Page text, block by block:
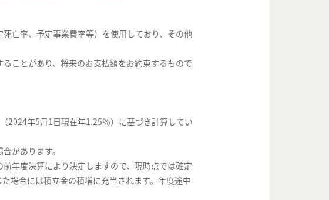
亡率、予定事業費率等）を使用しており、その他
ことがあり、将来のお支払額をお約束するもので
2024年5月1日現在年1.25％）に基づき計算してい
があります。
年度決算により決定しますので、現時点では確定
場合には積立金の積増に充当されます。年度途中